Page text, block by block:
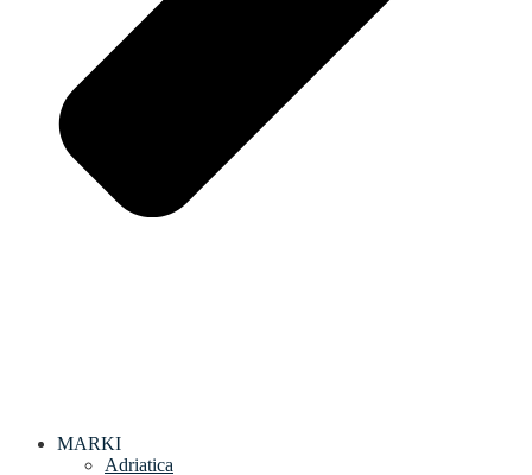
MARKI
Adriatica